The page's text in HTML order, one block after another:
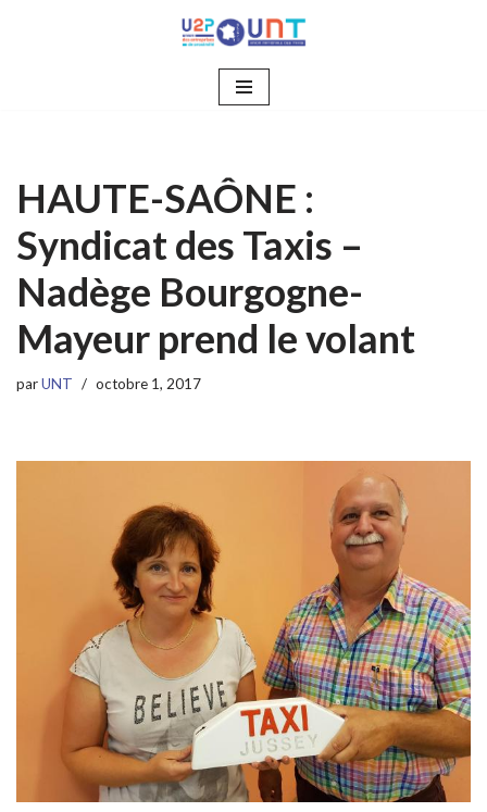
HAUTE-SAÔNE :
Syndicat des Taxis –
Nadège Bourgogne-
Mayeur prend le volant
parUNT octobre 1, 2017